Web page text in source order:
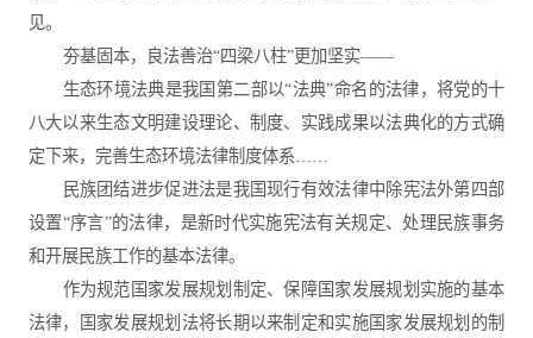
见。
夯基固本，良法善治“四梁八柱”更加坚实——
生态环境法典是我国第二部以“法典”命名的法律，将党的十
八大以来生态文明建设理论、制度、实践成果以法典化的方式确
定下来，完善生态环境法律制度体系……
民族团结进步促进法是我国现行有效法律中除宪法外第四部
设置“序言”的法律，是新时代实施宪法有关规定、处理民族事务
和开展民族工作的基本法律。
作为规范国家发展规划制定、保障国家发展规划实施的基本
法律，国家发展规划法将长期以来制定和实施国家发展规划的制